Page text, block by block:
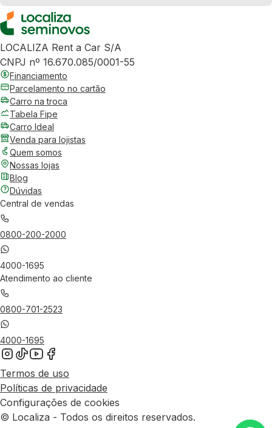
LOCALIZA Rent a Car S/A
CNPJ nº 16.670.085/0001-55
Financiamento
Parcelamento no cartão
Carro na troca
Tabela Fipe
Carro Ideal
Venda para lojistas
Quem somos
Nossas lojas
Blog
Dúvidas
Central de vendas
0800-200-2000
4000-1695
Atendimento ao cliente
0800-701-2523
4000-1695
Termos de uso
Políticas de privacidade
Configurações de cookies
© Localiza - Todos os direitos reservados.